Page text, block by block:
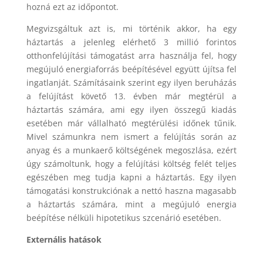
hozná ezt az időpontot.
Megvizsgáltuk azt is, mi történik akkor, ha egy
háztartás a jelenleg elérhető 3 millió forintos
otthonfelújítási támogatást arra használja fel, hogy
megújuló energiaforrás beépítésével együtt újítsa fel
ingatlanját. Számításaink szerint egy ilyen beruházás
a felújítást követő 13. évben már megtérül a
háztartás számára, ami egy ilyen összegű kiadás
esetében már vállalható megtérülési időnek tűnik.
Mivel számunkra nem ismert a felújítás során az
anyag és a munkaerő költségének megoszlása, ezért
úgy számoltunk, hogy a felújítási költség felét teljes
egészében meg tudja kapni a háztartás. Egy ilyen
támogatási konstrukciónak a nettó haszna magasabb
a háztartás számára, mint a megújuló energia
beépítése nélküli hipotetikus szcenárió esetében.
Externális hatások